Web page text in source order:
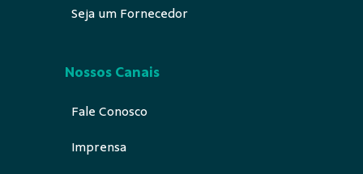
Seja um Fornecedor
Nossos Canais
Fale Conosco
Imprensa